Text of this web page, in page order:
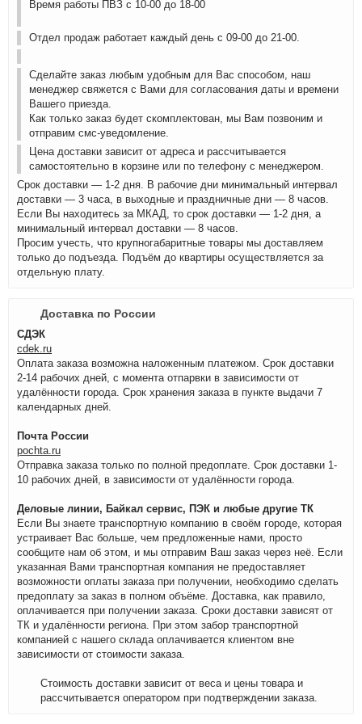
Время работы ПВЗ с 10-00 до 18-00
Отдел продаж работает каждый день с 09-00 до 21-00.
Сделайте заказ любым удобным для Вас способом, наш
менеджер свяжется с Вами для согласования даты и времени
Вашего приезда.
Как только заказ будет скомплектован, мы Вам позвоним и
отправим смс-уведомление.
Цена доставки зависит от адреса и рассчитывается
самостоятельно в корзине или по телефону с менеджером.
Срок доставки — 1-2 дня. В рабочие дни минимальный интервал
доставки — 3 часа, в выходные и праздничные дни — 8 часов.
Если Вы находитесь за МКАД, то срок доставки — 1-2 дня, а
минимальный интервал доставки — 8 часов.
Просим учесть, что крупногабаритные товары мы доставляем
только до подъезда. Подъём до квартиры осуществляется за
отдельную плату.
Доставка по России
СДЭК
cdek.ru
Оплата заказа возможна наложенным платежом. Срок доставки
2-14 рабочих дней, с момента отпарвки в зависимости от
удалённости города. Срок хранения заказа в пункте выдачи 7
календарных дней.
Почта России
pochta.ru
Отправка заказа только по полной предоплате. Срок доставки 1-
10 рабочих дней, в зависимости от удалённости города.
Деловые линии, Байкал сервис, ПЭК и любые другие ТК
Если Вы знаете транспортную компанию в своём городе, которая
устраивает Вас больше, чем предложенные нами, просто
сообщите нам об этом, и мы отправим Ваш заказ через неё. Если
указанная Вами транспортная компания не предоставляет
возможности оплаты заказа при получении, необходимо сделать
предоплату за заказ в полном объёме. Доставка, как правило,
оплачивается при получении заказа. Сроки доставки зависят от
ТК и удалённости региона. При этом забор транспортной
компанией с нашего склада оплачивается клиентом вне
зависимости от стоимости заказа.
Стоимость доставки зависит от веса и цены товара и
рассчитывается оператором при подтверждении заказа.